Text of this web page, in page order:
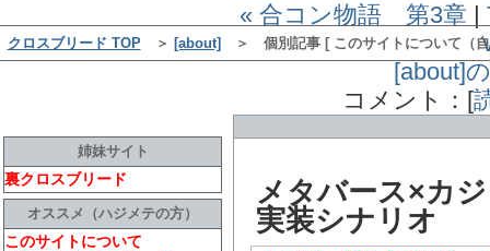
« 合コン物語 第3章 |
[about]
コメント：[
メタバース×カ
実装シナリオ
姉妹サイト
裏クロスブリード
オススメ（ハジメテの方）
このサイトについて
クロスブリード TOP＞ [about]＞ 個別記事 [ このサイトについて